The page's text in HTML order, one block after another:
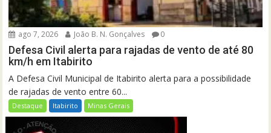
ago 7, 2026 João B. N. Gonçalves 0
Defesa Civil alerta para rajadas de vento de até 80
km/h em Itabirito
A Defesa Civil Municipal de Itabirito alerta para a possibilidade
de rajadas de vento entre 60...
Destaque Itabirito Minas Gerais